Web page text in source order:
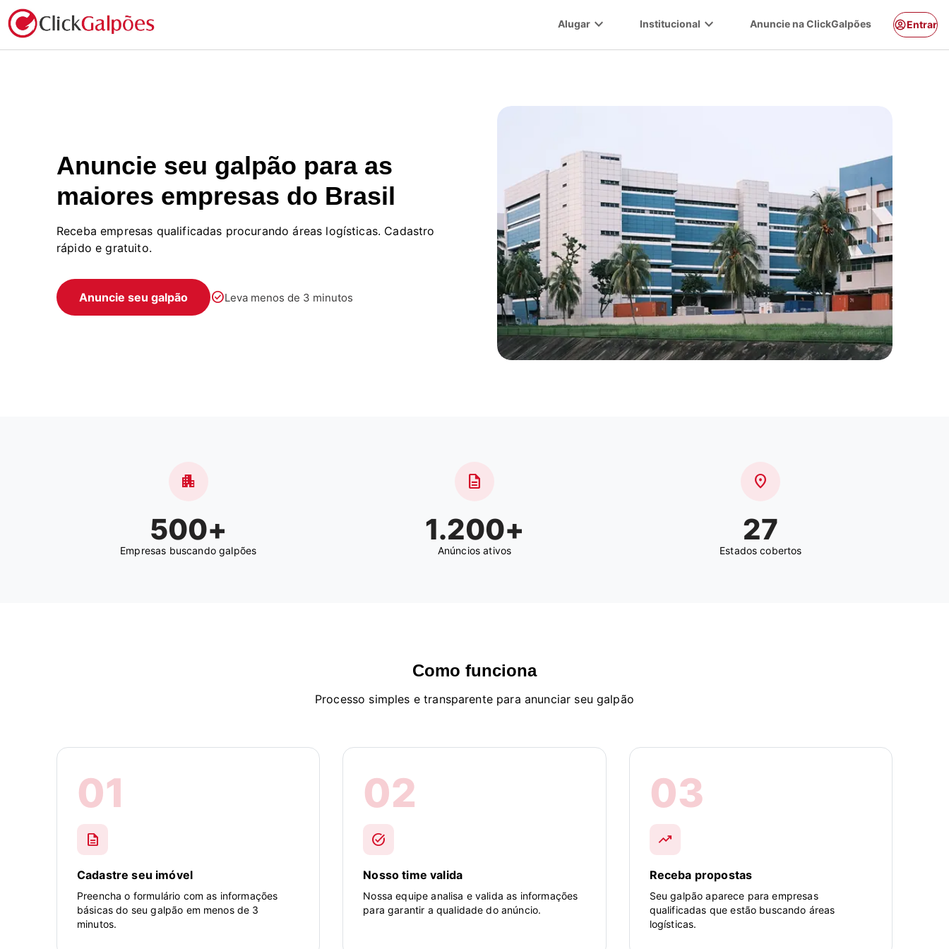
Alugar expand_more Institucional expand_more Anuncie na ClickGalpões Entrar
Anuncie seu galpão para as
maiores empresas do Brasil
Receba empresas qualificadas procurando áreas logísticas. Cadastro
rápido e gratuito.
Anuncie seu galpão check_circleLeva menos de 3 minutos
apartment
500+
Empresas buscando galpões
description
1.200+
Anúncios ativos
location_on
27
Estados cobertos
Como funciona
Processo simples e transparente para anunciar seu galpão
01
description
Cadastre seu imóvel
Preencha o formulário com as informações
básicas do seu galpão em menos de 3
minutos.
02
task_alt
Nosso time valida
Nossa equipe analisa e valida as informações
para garantir a qualidade do anúncio.
03
trending_up
Receba propostas
Seu galpão aparece para empresas
qualificadas que estão buscando áreas
logísticas.